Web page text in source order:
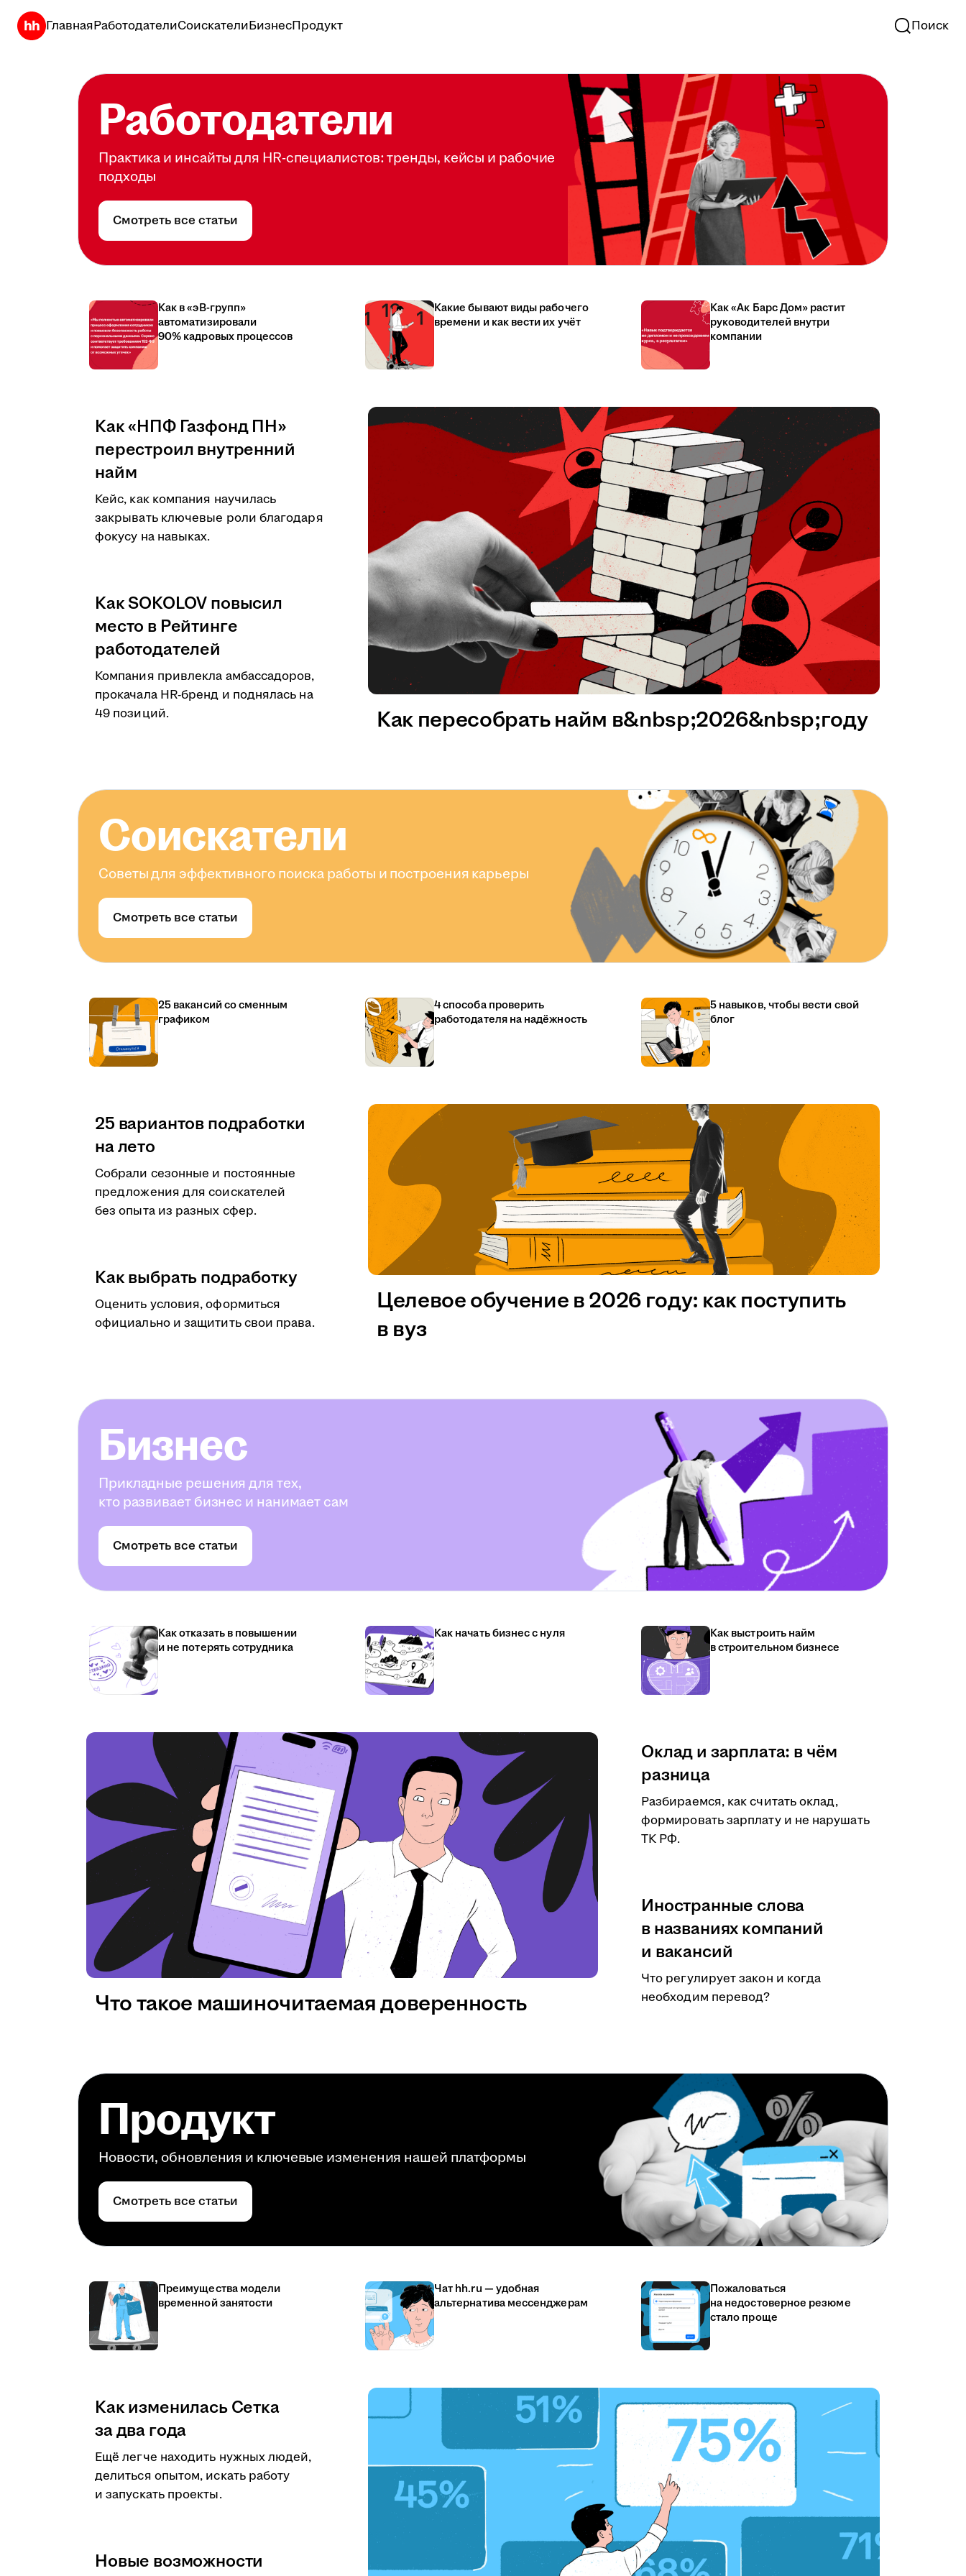
ГлавнаяРаботодателиСоискателиБизнесПродукт Поиск
Работодатели
Практика и инсайты для HR-специалистов: тренды, кейсы и рабочие
подходы
Смотреть все статьи
Как в «эВ-групп»
автоматизировали
90% кадровых процессов
Какие бывают виды рабочего
времени и как вести их учёт
Как «Ак Барс Дом» растит
руководителей внутри
компании
Как «НПФ Газфонд ПН»
перестроил внутренний
найм
Кейс, как компания научилась
закрывать ключевые роли благодаря
фокусу на навыках.
Как SOKOLOV повысил
место в Рейтинге
работодателей
Компания привлекла амбассадоров,
прокачала HR-бренд и поднялась на
49 позиций.
Как пересобрать найм в&nbsp;2026&nbsp;году
Соискатели
Советы для эффективного поиска работы и построения карьеры
Смотреть все статьи
25 вакансий со сменным
графиком
4 способа проверить
работодателя на надёжность
5 навыков, чтобы вести свой
блог
25 вариантов подработки
на лето
Собрали сезонные и постоянные
предложения для соискателей
без опыта из разных сфер.
Как выбрать подработку
Оценить условия, оформиться
официально и защитить свои права.
Целевое обучение в 2026 году: как поступить
в вуз
Бизнес
Прикладные решения для тех,
кто развивает бизнес и нанимает сам
Смотреть все статьи
Как отказать в повышении
и не потерять сотрудника
Как начать бизнес с нуля
Как выстроить найм
в строительном бизнесе
Оклад и зарплата: в чём
разница
Разбираемся, как считать оклад,
формировать зарплату и не нарушать
ТК РФ.
Иностранные слова
в названиях компаний
и вакансий
Что регулирует закон и когда
необходим перевод?
Что такое машиночитаемая доверенность
Продукт
Новости, обновления и ключевые изменения нашей платформы
Смотреть все статьи
Преимущества модели
временной занятости
Чат hh.ru — удобная
альтернатива мессенджерам
Пожаловаться
на недостоверное резюме
стало проще
Как изменилась Сетка
за два года
Ещё легче находить нужных людей,
делиться опытом, искать работу
и запускать проекты.
Новые возможности